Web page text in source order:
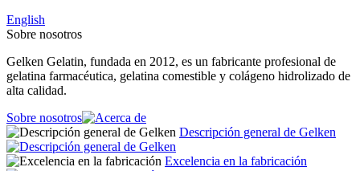
English
Sobre nosotros
Gelken Gelatin, fundada en 2012, es un fabricante profesional de
gelatina farmacéutica, gelatina comestible y colágeno hidrolizado de
alta calidad.
Sobre nosotros
Descripción general de Gelken
Excelencia en la fabricación